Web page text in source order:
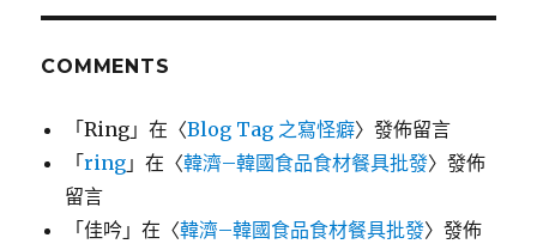
COMMENTS
「Ring 」在〈Blog Tag 之寫怪癖〉發佈留言
「ring 」在〈韓濟–韓國食品食材餐具批發〉發佈
留言
「佳吟 」在〈韓濟–韓國食品食材餐具批發〉發佈